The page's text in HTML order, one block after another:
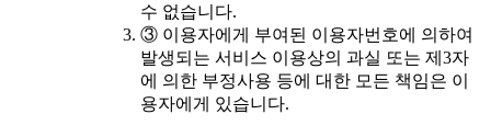
수 없습니다.
③ 이용자에게 부여된 이용자번호에 의하여
발생되는 서비스 이용상의 과실 또는 제3자
에 의한 부정사용 등에 대한 모든 책임은 이
용자에게 있습니다.